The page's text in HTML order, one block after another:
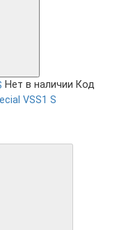
Нет в наличии Код
VSS1 S